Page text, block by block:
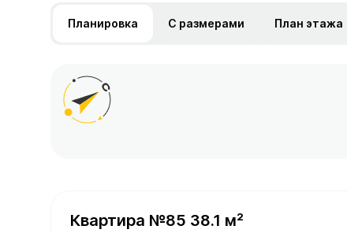
Планировка С размерами План этажа
Квартира №85 38.1 м²